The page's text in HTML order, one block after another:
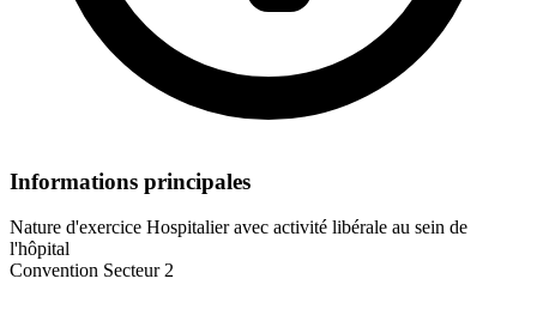
Informations principales
Nature d'exercice Hospitalier avec activité libérale au sein de
l'hôpital
Convention Secteur 2